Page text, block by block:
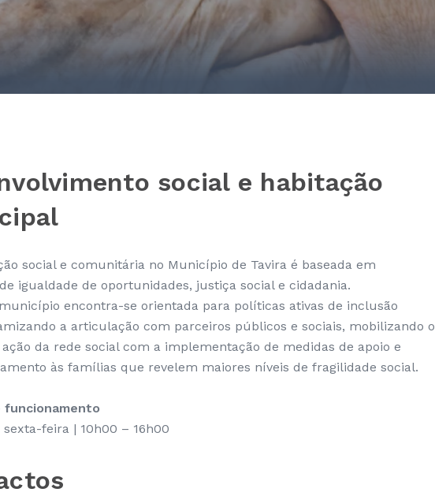
social e habitação
social e comunitária no Município de Tavira é baseada em
igualdade de oportunidades, justiça social e cidadania.
encontra-se orientada para políticas ativas de inclusão
a articulação com parceiros públicos e sociais, mobilizando o
da rede social com a implementação de medidas de apoio e
às famílias que revelem maiores níveis de fragilidade social.
funcionamento
sexta-feira | 10h00 – 16h00